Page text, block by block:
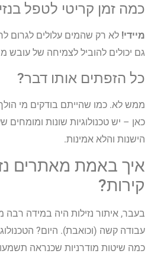
כמה זמן קריטי לטפל
מיידי! לא רק שהמים עלולים לגרום
גם יכולים להוביל לצמיחה של עובש
כל הזפתים אותו דבר?
ממש לא. כמו שהייתם בודקים מי
כאן – יש טכנולוגיות שונות
הישנות והלא אמינות.
איך באמת מאתרים
קירות?
בעבר, איתור נזילות היה במידה
עבודה קשה (וכואבת). היום?
כמה שיטות מודרניות שכנראה